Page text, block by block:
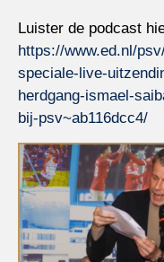
Luister de podcast
https://www.ed.nl/
speciale-live-
herdgang-ismael-
bij-psv~ab116dcc4/